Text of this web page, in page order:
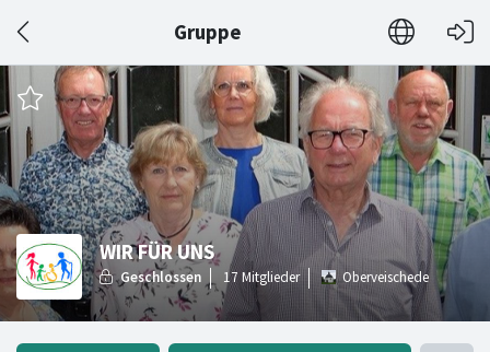
Gruppe
WIR FÜR UNS
Oberveischede